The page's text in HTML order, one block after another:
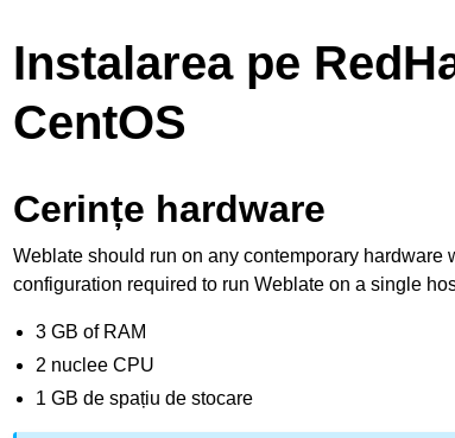
Instalarea pe
CentOS
Cerințe hardware
Weblate should run on any contemporary hardware
configuration required to run Weblate on a single
3 GB of RAM
2 nuclee CPU
1 GB de spațiu de stocare